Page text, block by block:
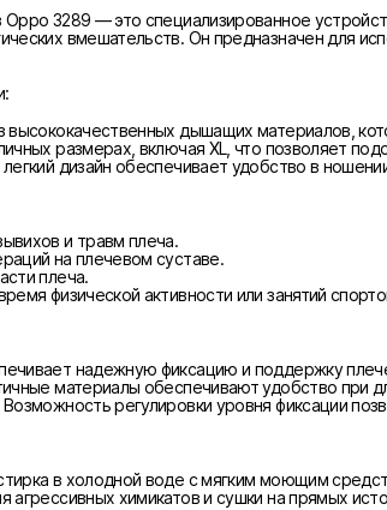
3289 — это специализированное
вмешательств. Он предназначен для
высококачественных дышащих материалов,
размерах, включая XL, что позволяет
дизайн обеспечивает удобство в
и травм плеча.
на плечевом суставе.
плеча.
физической активности или занятий
надежную фиксацию и поддержку
материалы обеспечивают удобство при
Возможность регулировки уровня фиксации
в холодной воде с мягким моющим
агрессивных химикатов и сушки на прямых